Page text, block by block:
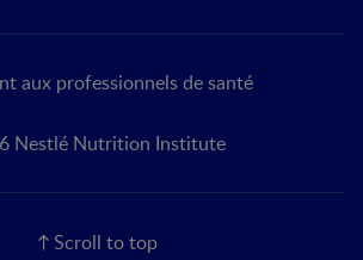
aux professionnels de santé
Nestlé Nutrition Institute
Scroll to top